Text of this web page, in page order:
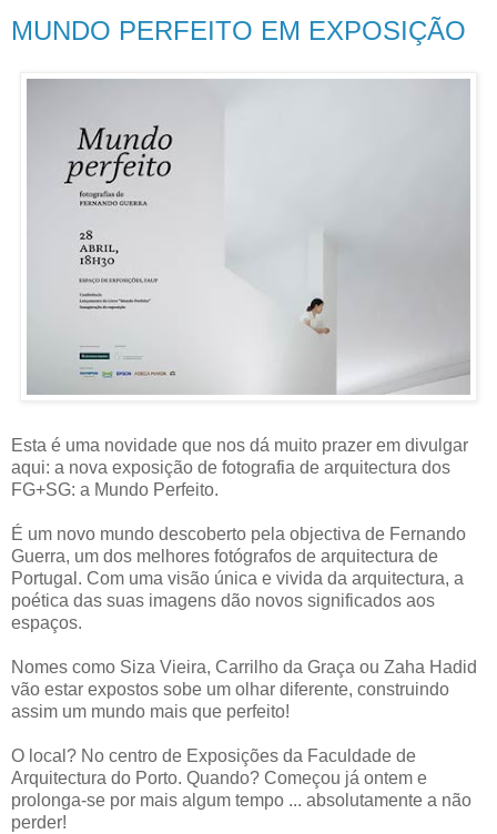
MUNDO PERFEITO EM EXPOSIÇÃO
Esta é uma novidade que nos dá muito prazer em divulgar
aqui: a nova exposição de fotografia de arquitectura dos
FG+SG: a Mundo Perfeito.
É um novo mundo descoberto pela objectiva de Fernando
Guerra, um dos melhores fotógrafos de arquitectura de
Portugal. Com uma visão única e vivida da arquitectura, a
poética das suas imagens dão novos significados aos
espaços.
Nomes como Siza Vieira, Carrilho da Graça ou Zaha Hadid
vão estar expostos sobe um olhar diferente, construindo
assim um mundo mais que perfeito!
O local? No centro de Exposições da Faculdade de
Arquitectura do Porto. Quando? Começou já ontem e
prolonga-se por mais algum tempo ... absolutamente a não
perder!